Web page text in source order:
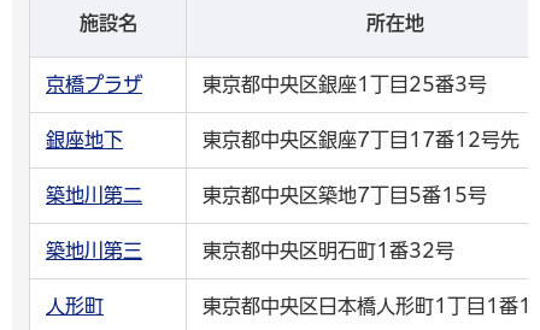
施設名 所在地
京橋プラザ 東京都中央区銀座1丁目25番3号
銀座地下 東京都中央区銀座7丁目17番12号先
築地川第二 東京都中央区築地7丁目5番15号
築地川第三 東京都中央区明石町1番32号
人形町 東京都中央区日本橋人形町1丁目1番